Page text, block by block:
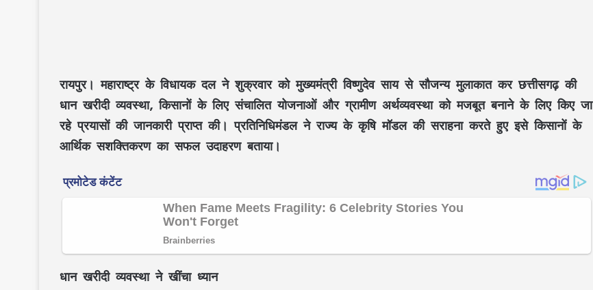
रायपुर। महाराष्ट्र के विधायक दल ने शुक्रवार को मुख्यमंत्रीविष्णुदेव सायसे सौजन्य मुलाकात कर छत्तीसगढ़ की
धान खरीदी व्यवस्था, किसानों के लिए संचालित योजनाओं और ग्रामीण अर्थव्यवस्था को मजबूत बनाने के लिए किए जा
रहे प्रयासों की जानकारी प्राप्त की। प्रतिनिधिमंडल ने राज्य के कृषि मॉडल की सराहना करते हुए इसे किसानों के
आर्थिक सशक्तिकरण का सफल उदाहरण बताया।
धान खरीदी व्यवस्था ने खींचा ध्यान